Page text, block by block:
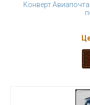
Конверт